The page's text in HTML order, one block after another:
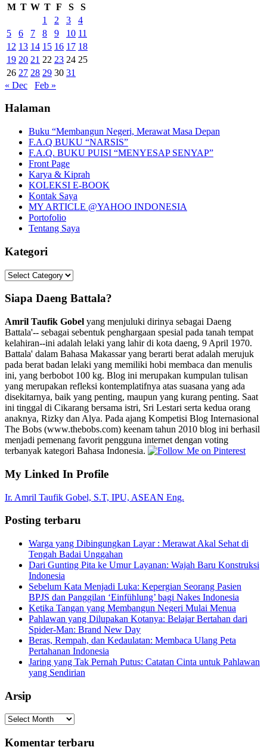
M T W T F S
S
1
2 3
4
5
6 7 8 9 10 11
12 13 14 15 16 17 18
19 20 21 22 23 24 25
26 27 28 29 30 31
« Dec
Feb »
Halaman
Buku “Membangun Negeri, Merawat Masa Depan
F.A.Q BUKU “NARSIS”
F.A.Q. BUKU PUISI “MENYESAP SENYAP”
Front Page
Karya & Kiprah
KOLEKSI E-BOOK
Kontak Saya
MY ARTICLE @YAHOO INDONESIA
Portofolio
Tentang Saya
Kategori
Kategori
Siapa Daeng Battala?
Amril Taufik Gobel yang menjuluki dirinya sebagai Daeng
Battala'-- sebagai sebentuk penghargaan spesial pada tanah tempat
kelahiran--ini adalah lelaki yang lahir di kota daeng, 9 April 1970.
Battala' dalam Bahasa Makassar yang berarti berat adalah merujuk
pada berat badan lelaki yang memiliki hobi membaca dan menulis
ini, yang berbobot 100 kg. Blog ini merupakan kumpulan tulisan
yang merupakan refleksi kontemplatifnya atas suasana yang ada
disekitarnya, baik yang penting, maupun yang kurang penting. Saat
ini tinggal di Cikarang bersama istri, Sri Lestari serta kedua orang
anaknya, Rizky dan Alya. Pada ajang Kompetisi Blog Internasional
The Bobs (www.thebobs.com) keenam tahun 2010 blog ini berhasil
menjadi pemenang favorit pengguna internet dengan voting
terbanyak kategori Bahasa Indonesia.
My Linked In Profile
Ir. Amril Taufik Gobel, S.T, IPU, ASEAN Eng.
Posting terbaru
Warga yang Dibingungkan Layar : Merawat Akal Sehat di
Tengah Badai Unggahan
Dari Gunting Pita ke Umur Layanan: Wajah Baru Konstruksi
Indonesia
Sebelum Kata Menjadi Luka: Kepergian Seorang Pasien
BPJS dan Panggilan ‘Einfühlung’ bagi Nakes Indonesia
Ketika Tangan yang Membangun Negeri Mulai Menua
Pahlawan yang Dilupakan Kotanya: Belajar Bertahan dari
Spider-Man: Brand New Day
Beras, Rempah, dan Kedaulatan: Membaca Ulang Peta
Pertahanan Indonesia
Jaring yang Tak Pernah Putus: Catatan Cinta untuk Pahlawan
yang Sendirian
Arsip
Arsip
Komentar terbaru